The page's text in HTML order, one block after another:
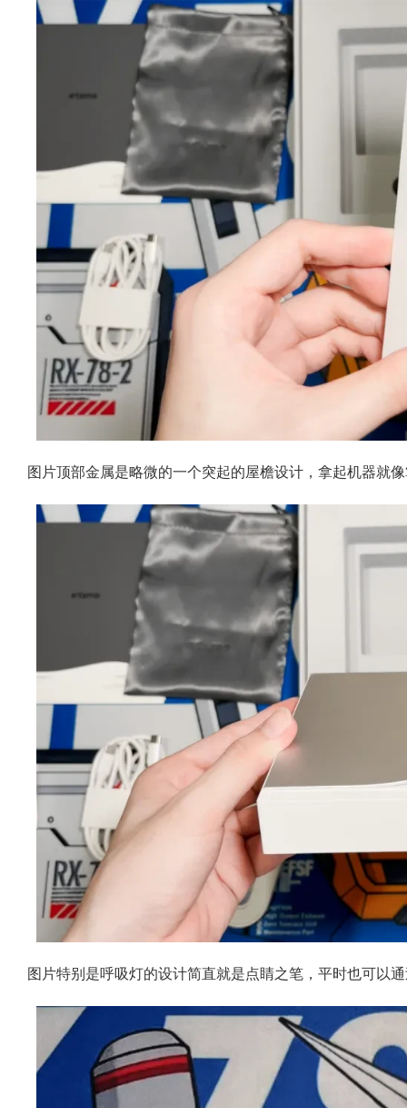
图片顶部金属是略微的一个突起的屋檐设计，拿起机器就
图片特别是呼吸灯的设计简直就是点睛之笔，平时也可以